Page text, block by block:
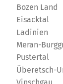
Bozen Land
Eisacktal
Ladinien
Meran-
Pustertal
Überetsch-